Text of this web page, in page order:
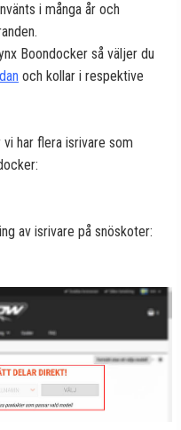
i många år och
Boondocker så väljer du
och kollar i respektive
har flera isrivare som
av isrivare på snöskoter: